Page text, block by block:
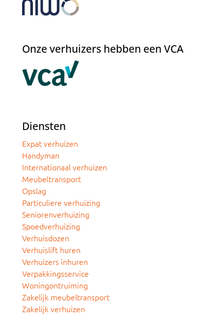
Onze verhuizers hebben een VCA
Diensten
Expat verhuizen
Handyman
Internationaal verhuizen
Meubeltransport
Opslag
Particuliere verhuizing
Seniorenverhuizing
Spoedverhuizing
Verhuisdozen
Verhuislift huren
Verhuizers inhuren
Verpakkingsservice
Woningontruiming
Zakelijk meubeltransport
Zakelijk verhuizen